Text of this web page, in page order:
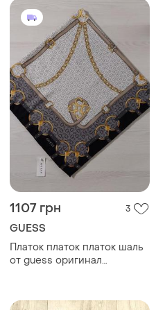
1107 грн 3
GUESS
Платок платок платок шаль
от guess оригинал